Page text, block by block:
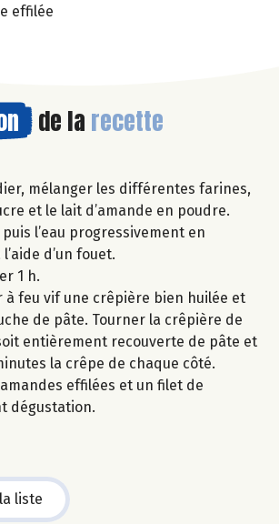
effilée
de la recette
mélanger les différentes farines,
et le lait d’amande en poudre.
puis l’eau progressivement en
d’un fouet.
1 h.
à feu vif une crêpière bien huilée et
de pâte. Tourner la crêpière de
entièrement recouverte de pâte et
la crêpe de chaque côté.
effilées et un filet de
dégustation.
liste